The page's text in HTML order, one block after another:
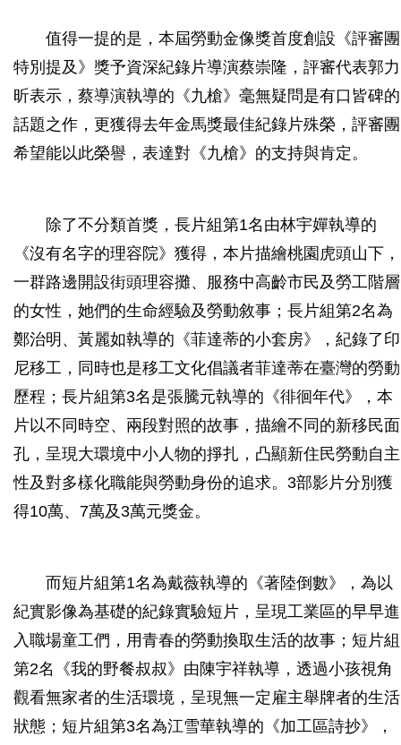
值得一提的是，本屆勞動金像獎首度創設《評審團
特別提及》獎予資深紀錄片導演蔡崇隆，評審代表郭力
昕表示，蔡導演執導的《九槍》毫無疑問是有口皆碑的
話題之作，更獲得去年金馬獎最佳紀錄片殊榮，評審團
希望能以此榮譽，表達對《九槍》的支持與肯定。
除了不分類首獎，長片組第1名由林宇嬋執導的
《沒有名字的理容院》獲得，本片描繪桃園虎頭山下，
一群路邊開設街頭理容攤、服務中高齡市民及勞工階層
的女性，她們的生命經驗及勞動敘事；長片組第2名為
鄭治明、黃麗如執導的《菲達蒂的小套房》，紀錄了印
尼移工，同時也是移工文化倡議者菲達蒂在臺灣的勞動
歷程；長片組第3名是張騰元執導的《徘徊年代》，本
片以不同時空、兩段對照的故事，描繪不同的新移民面
孔，呈現大環境中小人物的掙扎，凸顯新住民勞動自主
性及對多樣化職能與勞動身份的追求。3部影片分別獲
得10萬、7萬及3萬元獎金。
而短片組第1名為戴薇執導的《著陸倒數》，為以
紀實影像為基礎的紀錄實驗短片，呈現工業區的早早進
入職場童工們，用青春的勞動換取生活的故事；短片組
第2名《我的野餐叔叔》由陳宇祥執導，透過小孩視角
觀看無家者的生活環境，呈現無一定雇主舉牌者的生活
狀態；短片組第3名為江雪華執導的《加工區詩抄》，